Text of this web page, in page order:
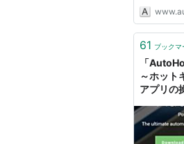
in just a
free, open-
allows u...
61 ブックマ
「
～ホッ
アプリの
善、ただ